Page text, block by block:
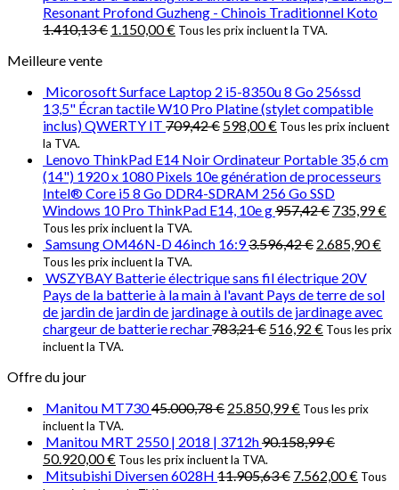
Resonant Profond Guzheng - Chinois Traditionnel Koto
1.410,13€ 1.150,00€ Tous les prix incluent la TVA.
Meilleure vente
Micorosoft Surface Laptop 2 i5-8350u 8 Go 256ssd
13,5" Écran tactile W10 Pro Platine (stylet compatible
inclus) QWERTY IT 709,42€ 598,00€ Tous les prix incluent
la TVA.
Lenovo ThinkPad E14 Noir Ordinateur Portable 35,6 cm
(14") 1920 x 1080 Pixels 10e génération de processeurs
Intel® Core i5 8 Go DDR4-SDRAM 256 Go SSD
Windows 10 Pro ThinkPad E14, 10e g957,42€ 735,99€
Tous les prix incluent la TVA.
Samsung OM46N-D 46inch 16:93.596,42€ 2.685,90€
Tous les prix incluent la TVA.
WSZYBAY Batterie électrique sans fil électrique 20V
Pays de la batterie à la main à l'avant Pays de terre de sol
de jardin de jardin de jardinage à outils de jardinage avec
chargeur de batterie rechar783,21€ 516,92 € Tous les prix
incluent la TVA.
Offre du jour
Manitou MT73045.000,78€ 25.850,99€ Tous les prix
incluent la TVA.
Manitou MRT 2550 | 2018 | 3712h90.158,99€
50.920,00€ Tous les prix incluent la TVA.
Mitsubishi Diversen 6028H 11.905,63€ 7.562,00€ Tous